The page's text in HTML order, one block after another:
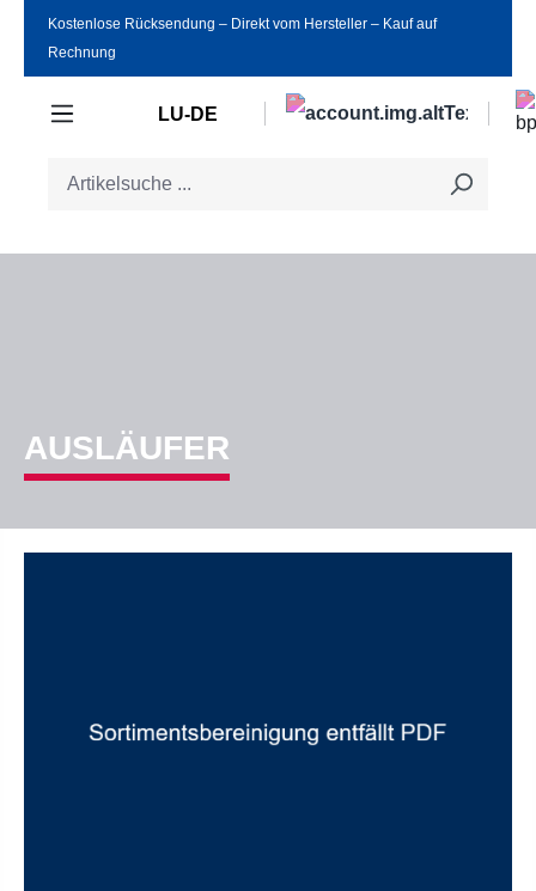
Zum Hauptinhalt springen
Kostenlose Rücksendung ‒ Direkt vom Hersteller ‒ Kauf auf
Rechnung
LU-DE
AUSLÄUFER